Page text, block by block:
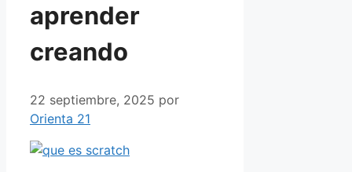
aprender
creando
22 septiembre, 2025 por
Orienta 21